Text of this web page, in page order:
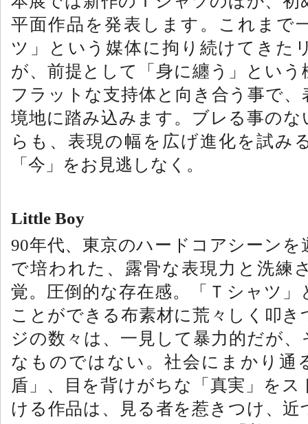
平面作品を発表します。これまで
ツ」という媒体に拘り続けてきた
が、前提として「身に纏う」という
フラットな支持体と向き合う事で、
境地に踏み込みます。ブレる事のな
らも、表現の幅を広げ進化を試み
「今」をお見逃しなく。
Little Boy
90年代、東京のハードコアシーンを
で培われた、露骨な表現力と洗練
覚。圧倒的な存在感。「Ｔシャツ」
ことができる布素材に荒々しく叩
ジの数々は、一見して暴力的だが
なものではない。社会にまかり通
盾」、目を背けがちな「真実」をス
ける作品は、見る者を惹きつけ、近